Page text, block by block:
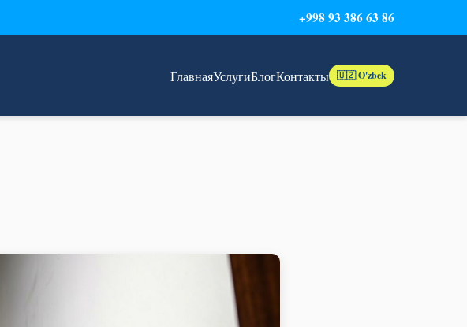
+998 93 386 63 86
ГлавнаяУслугиБлогКонтакты 🇺🇿 O'zbek